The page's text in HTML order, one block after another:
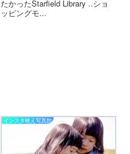
たかったStarfield Library ..ショ
ッピングモ...
インスタ映え写真館